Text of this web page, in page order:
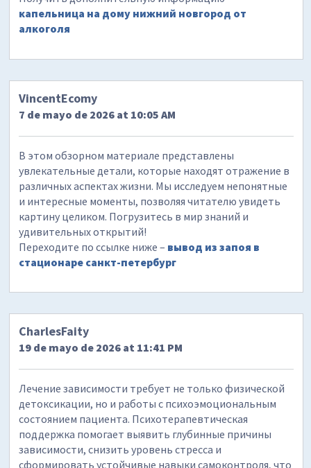
капельница на дому нижний новгород от
алкоголя
VincentEcomy
7 de mayo de 2026 at 10:05 AM
В этом обзорном материале представлены
увлекательные детали, которые находят отражение в
различных аспектах жизни. Мы исследуем непонятные
и интересные моменты, позволяя читателю увидеть
картину целиком. Погрузитесь в мир знаний и
удивительных открытий!
Переходите по ссылке ниже – вывод из запоя в
стационаре санкт-петербург
CharlesFaity
19 de mayo de 2026 at 11:41 PM
Лечение зависимости требует не только физической
детоксикации, но и работы с психоэмоциональным
состоянием пациента. Психотерапевтическая
поддержка помогает выявить глубинные причины
зависимости, снизить уровень стресса и
сформировать устойчивые навыки самоконтроля, что